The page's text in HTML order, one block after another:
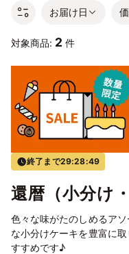
お届け日
対象商品: 2 件
終了まで29:28:49
還暦（小分け
色々な味がたのしめるア
な小分けケーキを豊富に
すすめです♪